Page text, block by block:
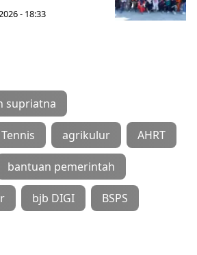
- 18:33
supriatna
agrikulur AHRT
bantuan pemerintah
bjb DIGI BSPS